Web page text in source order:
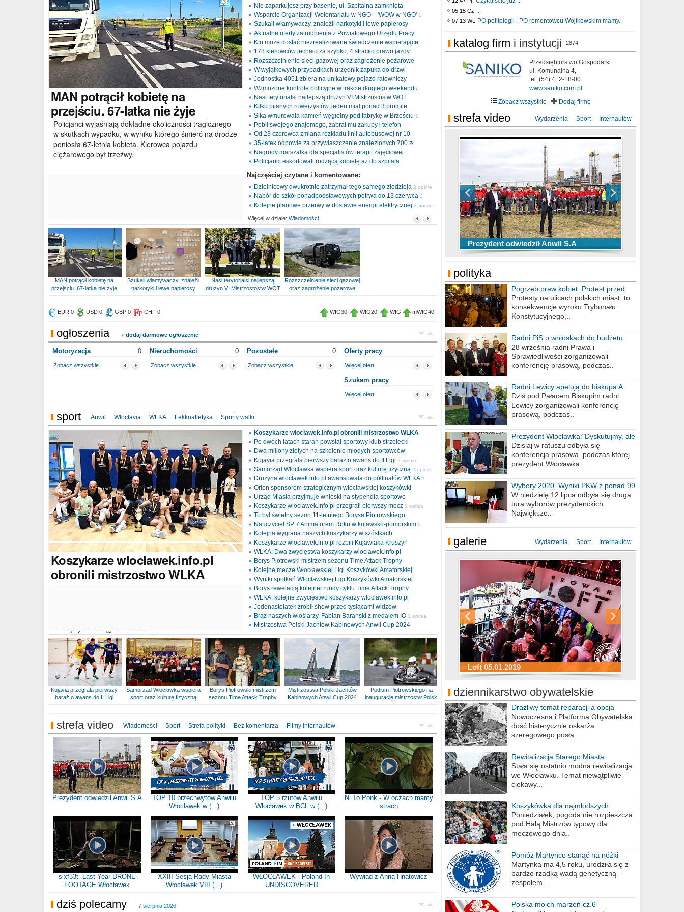
MAN potrącił kobietę na
przejściu. 67-latka nie żyje
Policjanci wyjaśniają dokładne okoliczności tragicznego
w skutkach wypadku, w wyniku którego śmierć na drodze
poniosła 67-letnia kobieta. Kierowca pojazdu
ciężarowego był trzeźwy.
Nie zaparkujesz przy basenie, ul. Szpitalna zamknięta
Wsparcie Organizacji Wolontariatu w NGO – 'WOW w NGO' 1
opinia
Szukali włamywaczy, znaleźli narkotyki i lewe papierosy
Aktualne oferty zatrudnienia z Powiatowego Urzędu Pracy
Kto może dostać niezrealizowane świadczenie wspierające
178 kierowców jechało za szybko, 4 straciło prawo jazdy
Rozszczelnienie sieci gazowej oraz zagrożenie pożarowe
W wyjątkowych przypadkach urzędnik zapuka do drzwi
Jednostka 4051 zbiera na unikatowy pojazd ratowniczy
Wzmożone kontrole policyjne w trakcie długiego weekendu
Nasi terytorialsi najlepszą drużyn VI Mistrzostostw WOT
Kilku pijanych rowerzystów, jeden miał ponad 3 promile
Sika wmurowała kamień węgielny pod fabrykę w Brześciu 1
opinia
Pobił swojego znajomego, zabrał mu zakupy i telefon
Od 23 czerewca zmiana rozkładu linii autobusowej nr 10
35-latek odpowie za przywłaszczenie znalezionych 700 zł
Nagrody marszałka dla specjalistów terapii zajęciowej
Policjanci eskortowali rodzącą kobietę aż do szpitala
Najczęściej czytane i komentowane:
Dzielnicowy dwukrotnie zatrzymał tego samego złodzieja 2 opinie
Nabór do szkół ponadpodstawowych potrwa do 13 czerwca 2
opinie
Kolejne planowe przerwy w dostawie energii elektrycznej 2 opinie
Więcej w dziale: Wiadomości
MAN potrącił kobietę na
przejściu. 67-latka nie żyje
Szukali włamywaczy, znaleźli
narkotyki i lewe papierosy
Nasi terytorialsi najlepszą
drużyn VI Mistrzostostw WOT
Rozszczelnienie sieci gazowej
oraz zagrożenie pożarowe
EUR 0 USD 0 GBP 0 CHF 0 WIG30 WIG20 WIG mWIG40
ogłoszenia + dodaj darmowe ogłoszenie
Motoryzacja 0
Zobacz wszystkie
Nieruchomości 0
Zobacz wszystkie
Pozostałe 0
Zobacz wszystkie
Oferty pracy
Więcej ofert
Szukam pracy
Więcej ofert
sport Anwil Włocłavia WLKA Lekkoatletyka Sporty walki
Koszykarzewloclawek.info.pl
obronili mistrzostwo WLKA
Koszykarze wloclawek.info.pl obronili mistrzostwo WLKA
Po dwóch latach starań powstał sportowy klub strzelecki
Dwa miliony złotych na szkolenie młodych sportowców
Kujavia przegrała pierwszy baraż o awans do II Ligi 2 opinie
Samorząd Włocławka wspiera sport oraz kulturę fizyczną 2 opinie
Drużyna wloclawek.info.pl awansowała do półfinałów WLKA 2
opinie
Orlen sponsorem strategicznym włocławskiej koszykówki
Urząd Miasta przyjmuje wnioski na stypendia sportowe
Koszykarze wloclawek.info.pl przegrali pierwszy mecz 1 opinia
To był świetny sezon 11-letniego Borysa Piotrowskiego
Nauczyciel SP 7 Animatorem Roku w kujawsko-pomorskim 2
opinie
Kolejna wygrana naszych koszykarzy w szóstkach
Koszykarze wloclawek.info.pl rozbili Kujawiaka Kruszyn
WLKA: Dwa zwycięstwa koszykarzy wloclawek.info.pl
Borys Piotrowski mistrzem sezonu Time Attack Trophy
Kolejne mecze Włocławskiej Ligi Koszykówki Amatorskiej
Wyniki spotkań Włocławskiej Ligi Koszykówki Amatorskiej
Borys rewelacją kolejnej rundy cyklu Time Attack Trophy
WLKA: kolejne zwycięstwo koszykarzy wloclawek.info.pl
Jedenastolatek zrobił show przed tysiącami widzów
Brąz naszych wioślarzy. Fabian Barański z medalem IO 1 opinia
Mistrzostwa Polski Jachtów Kabinowych Anwil Cup 2024
Kujavia przegrała pierwszy
baraż o awans do II Ligi
Samorząd Włocławka wspiera
sport oraz kulturę fizyczną
Borys Piotrowski mistrzem
sezonu Time Attack Trophy
Mistrzostwa Polski Jachtów
Kabinowych Anwil Cup 2024
Podium Piotrowskiego na
inaugurację mistrzostw Polski
strefa video Wiadomości Sport Strefa polityki Bez komentarza Filmy internautów
Prezydent odwiedził Anwil S.A
TOP 10 przechwytów Anwilu
Włocławek w (...)
TOP 5 rzutów Anwilu
Włocławek w BCL w (...)
Ni To Ponk - W oczach mamy
strach
sixf33t .Last Year DRONE
FOOTAGE Włocławek
XXIII Sesja Rady Miasta
Włocławek VIII (...)
WŁOCŁAWEK - Poland In
UNDISCOVERED
Wywiad z Anną Hnatowicz
dziś polecamy 7 sierpnia 2026
05:15 Cz. ..
07:13 Wt. PO politologii . PO remontowcu Wojtkowskim mamy..
katalog firm i instytucji 2874
Przedsiębiorstwo Gospodarki
ul. Komunalna 4,
tel. (54) 412-18-00
www.saniko.com.pl
Zobacz wszystkie
Dodaj firmę
strefa video Wydarzenia Sport Internautów
Prezydent odwiedził Anwil S.A
TOP 10 przechwytów Anwilu Włocławek
w EBL w sezonie 2019/2020
TOP 5 rzutów Anwilu Włocławek w BCL
w sezonie 2019/2020
Ni To Ponk - W oczach mamy strach
sixf33t .Last Year DRONE FOOTAGE
Włocławek
XXIII Sesja Rady Miasta Włocławek VIII
kadencji w dniu 09.06.2020 r.
polityka
Pogrzeb praw kobiet. Protest przed
biurem poselskim PiS
Protesty na ulicach polskich miast, to
konsekwencje wyroku Trybunału
Konstytucyjnego,..
Radni PiS o wnioskach do budżetu
miasta na 2021 rok
28 września radni Prawa i
Sprawiedliwości zorganizowali
konferencję prasową, podczas..
Radni Lewicy apelują do biskupa A.
Wiesława Meringa
Dziś pod Pałacem Biskupim radni
Lewicy zorganizowali konferencję
prasową, podczas..
Prezydent Włocławka:"Dyskutujmy, ale
nie obrażajmy się”
Dzisiaj w ratuszu odbyła się
konferencja prasowa, podczas której
prezydent Włocławka..
Wybory 2020. Wyniki PKW z ponad 99
procent obwodów
W niedzielę 12 lipca odbyła się druga
tura wyborów prezydenckich.
Największe..
galerie Wydarzenia Sport Internautów
Loft 05.01.2019
Sylwester Podgrodzie 31.12.2018
Sylwester Pensjonat Michelin 31.12.2018
Sylwester Hotel Młyn 31.12.2018
Sylwester Miejski 31.12.2018
Sylwester Loft 31.12.2018
dziennikarstwo obywatelskie
Drażliwy temat reparacji a opcja
berlińska
Nowoczesna i Platforma Obywatelska
dość histerycznie oskarża
szeregowego posła..
Rewitalizacja Starego Miasta
Stała się ostatnio modna rewitalizacja
we Włocławku. Temat niewątpliwie
ciekawy...
Koszykówka dla najmłodszych
Poniedziałek, pogoda nie rozpieszcza,
pod Halą Mistrzów typowy dla
meczowego dnia..
Pomóż Martynce stanąć na nóżki
Martynka ma 4,5 roku, urodziła się z
bardzo rzadką wadą genetyczną -
zespołem..
Polska moich marzeń cz.6